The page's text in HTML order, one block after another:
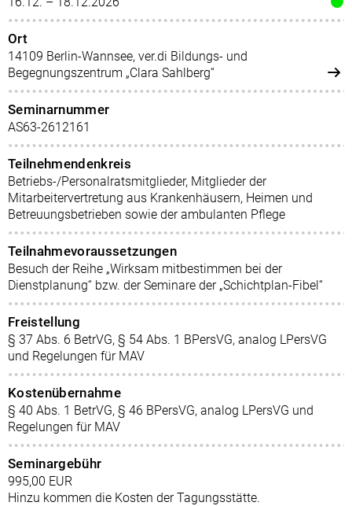
Ort
14109 Berlin-Wannsee, ver.di Bildungs- und
Begegnungszentrum „Clara Sahlberg“
Seminarnummer
AS63-2612161
Teilnehmendenkreis
Betriebs-/Personalratsmitglieder, Mitglieder der
Mitarbeitervertretung aus Krankenhäusern, Heimen und
Betreuungsbetrieben sowie der ambulanten Pflege
Teilnahmevoraussetzungen
Besuch der Reihe „Wirksam mitbestimmen bei der
Dienstplanung“ bzw. der Seminare der „Schichtplan-Fibel“
Freistellung
§ 37 Abs. 6 BetrVG, § 54 Abs. 1 BPersVG, analog LPersVG
und Regelungen für MAV
Kostenübernahme
§ 40 Abs. 1 BetrVG, § 46 BPersVG, analog LPersVG und
Regelungen für MAV
Seminargebühr
995,00 EUR
Hinzu kommen die Kosten der Tagungsstätte.